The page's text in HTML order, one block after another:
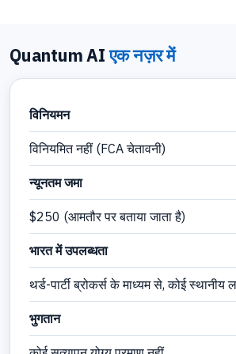
Quantum AIएक नज़र में
विनियमन
विनियमित नहीं (FCA चेतावनी)
न्यूनतम जमा
$250 (आमतौर पर बताया जाता है)
भारत में उपलब्धता
थर्ड-पार्टी ब्रोकर्स के माध्यम से, कोई स्थानीय
भुगतान